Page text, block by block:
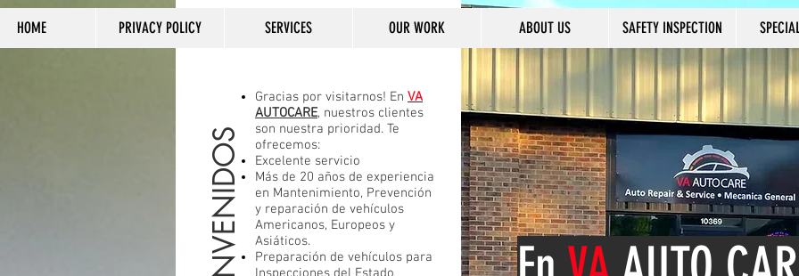
HOME PRIVACY POLICY SERVICES OUR WORK ABOUT US SAFETY INSPECTION
BIENVENIDOS
Gracias por visitarnos! En VA
AUTOCARE, nuestros clientes
son nuestra prioridad. Te
ofrecemos:
Excelente servicio
Más de 20 años de experiencia
en Mantenimiento, Prevención
y reparación de vehículos
Americanos, Europeos y
Asiáticos.
Preparación de vehículos para